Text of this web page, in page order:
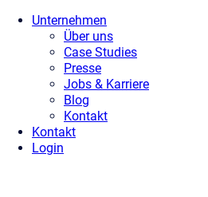
Unternehmen
Über uns
Case Studies
Presse
Jobs & Karriere
Blog
Kontakt
Kontakt
Login